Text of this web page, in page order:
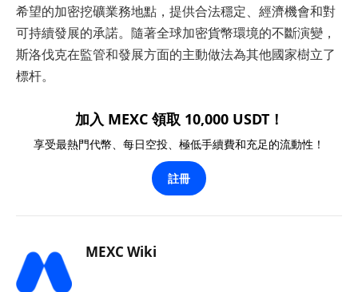
希望的加密挖礦業務地點，提供合法穩定、經濟機會和對
可持續發展的承諾。隨著全球加密貨幣環境的不斷演變，
斯洛伐克在監管和發展方面的主動做法為其他國家樹立了
標杆。
加入 MEXC 領取 10,000 USDT！
享受最熱門代幣、每日空投、極低手續費和充足的流動性！
註冊
MEXC Wiki